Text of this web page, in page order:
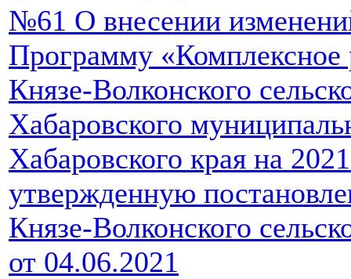
№61 О внесении
Программу «Комплексное
Князе-Волконского
Хабаровского
Хабаровского края на
утвержденную
Князе-Волконского
от 04.06.2021